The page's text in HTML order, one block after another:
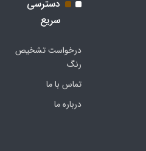
دسترسی
سریع
درخواست تشخیص
رنگ
تماس با ما
درباره ما